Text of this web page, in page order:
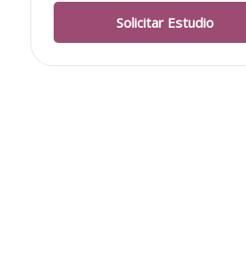
Solicitar Estudio